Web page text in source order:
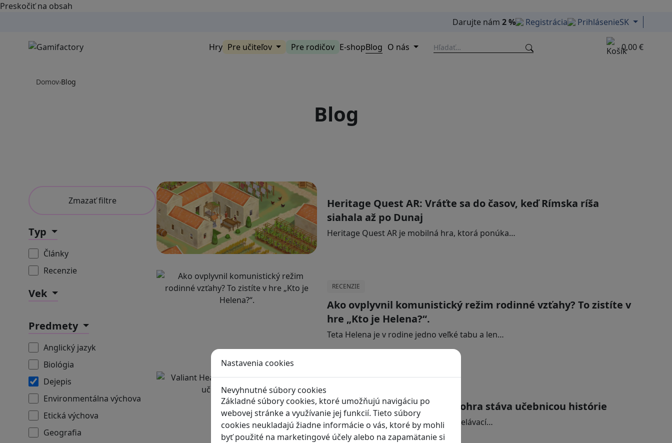
Preskočiť na obsah
Darujte nám2 % Registrácia PrihlásenieSK
0,00 €
Hry Pre učiteľov Pre rodičov E-shopBlog O nás
Nastavenia cookies
Nevyhnutné súbory cookies
Základné súbory cookies, ktoré umožňujú navigáciu po
webovej stránke a využívanie jej funkcií. Tieto súbory
cookies neukladajú žiadne informácie o vás, ktoré by mohli
byť použité na marketingové účely alebo na zapamätanie si
Domov›Blog
Blog
Zmazať filtre
Typ
Články
Recenzie
Vek
Predmety
Anglický jazyk
Biológia
Dejepis
Environmentálna výchova
Etická výchova
Geografia
Heritage Quest AR: Vráťte sa do časov, keď Rímska ríša
siahala až po Dunaj
Heritage Quest AR je mobilná hra, ktorá ponúka…
RECENZIE
Ako ovplyvnil komunistický režim rodinné vzťahy? To zistíte v
hre „Kto je Helena?“.
Teta Helena je v rodine jedno veľké tabu a len…
Valiant Hearts: Keď sa videohra stáva učebnicou histórie
Nie je to len obyčajná hra, ale aj vzdelávací…